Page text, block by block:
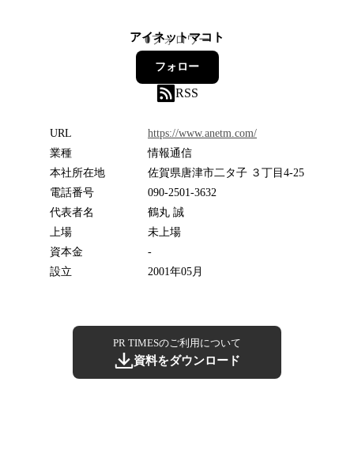
アイネットマコト
0フォロワー
フォロー
RSS
URL
https://www.anetm.com/
業種
情報通信
本社所在地
佐賀県唐津市二タ子 ３丁目4-25
電話番号
090-2501-3632
代表者名
鶴丸 誠
上場
未上場
資本金
-
設立
2001年05月
PR TIMESのご利用について
資料をダウンロード